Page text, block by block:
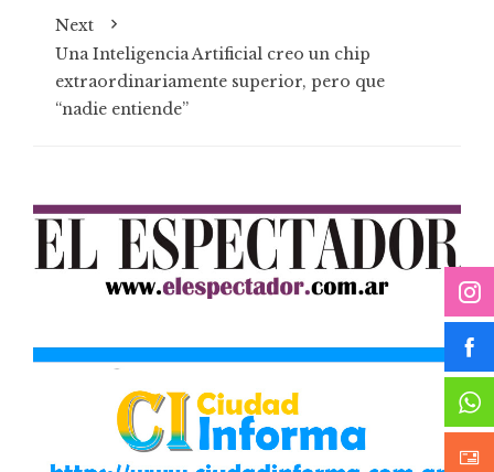
Next
Una Inteligencia Artificial creo un chip
extraordinariamente superior, pero que
“nadie entiende”